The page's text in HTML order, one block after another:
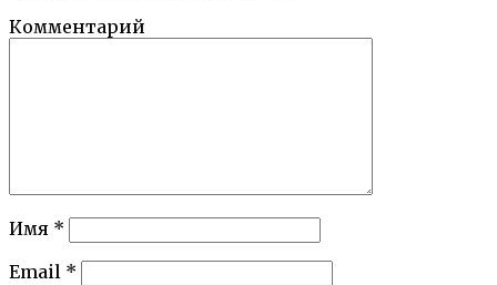
Комментарий
Имя *
Email *